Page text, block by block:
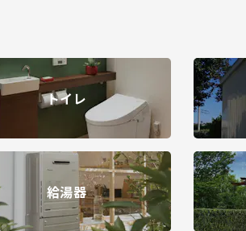
トイレ
給湯器